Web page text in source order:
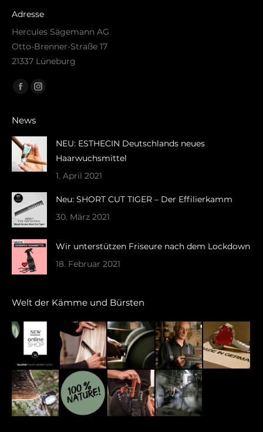
Adresse
Hercules Sägemann AG
Otto-Brenner-Straße 17
21337 Lüneburg
Finden Sie uns auf:
Facebook
opens
in
new
window
Instagram
in
new
window
News
NEU: ESTHECIN Deutschlands neues
Haarwuchsmittel
1. April 2021
Neu: SHORT CUT TIGER – Der Effilierkamm
30. März 2021
Wir unterstützen Friseure nach dem Lockdown
18. Februar 2021
Welt der Kämme und Bürsten